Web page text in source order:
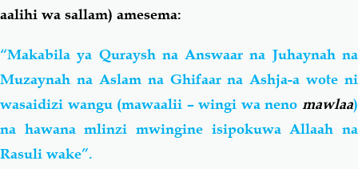
aalihi wa sallam) amesema:
“Makabila ya Quraysh na Answaar na Juhaynah na
Muzaynah na Aslam na Ghifaar na Ashja-a wote ni
wasaidizi wangu (mawaalii – wingi wa neno mawlaa)
na hawana mlinzi mwingine isipokuwa Allaah na
Rasuli wake”.